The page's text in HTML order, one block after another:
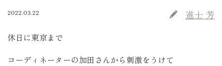
2022.03.22 進士 芳
休日に東京まで
コーディネーターの加田さんから刺激をうけて